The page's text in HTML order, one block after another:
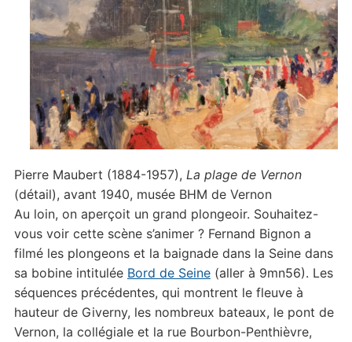
Pierre Maubert (1884-1957), La plage de Vernon
(détail), avant 1940, musée BHM de Vernon
Au loin, on aperçoit un grand plongeoir. Souhaitez-
vous voir cette scène s’animer ? Fernand Bignon a
filmé les plongeons et la baignade dans la Seine dans
sa bobine intitulée Bord de Seine(aller à 9mn56). Les
séquences précédentes, qui montrent le fleuve à
hauteur de Giverny, les nombreux bateaux, le pont de
Vernon, la collégiale et la rue Bourbon-Penthièvre,